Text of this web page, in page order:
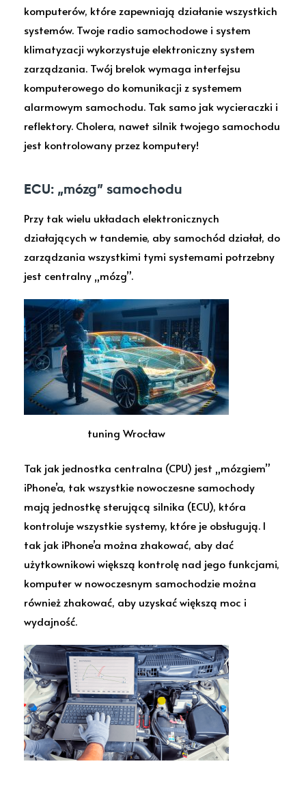
komputerów, które zapewniają działanie wszystkich
systemów. Twoje radio samochodowe i system
klimatyzacji wykorzystuje elektroniczny system
zarządzania. Twój brelok wymaga interfejsu
komputerowego do komunikacji z systemem
alarmowym samochodu. Tak samo jak wycieraczki i
reflektory. Cholera, nawet silnik twojego samochodu
jest kontrolowany przez komputery!
ECU: „mózg” samochodu
Przy tak wielu układach elektronicznych
działających w tandemie, aby samochód działał, do
zarządzania wszystkimi tymi systemami potrzebny
jest centralny „mózg”.
tuning Wrocław
Tak jak jednostka centralna (CPU) jest „mózgiem”
iPhone’a, tak wszystkie nowoczesne samochody
mają jednostkę sterującą silnika (ECU), która
kontroluje wszystkie systemy, które je obsługują. I
tak jak iPhone’a można zhakować, aby dać
użytkownikowi większą kontrolę nad jego funkcjami,
komputer w nowoczesnym samochodzie można
również zhakować, aby uzyskać większą moc i
wydajność.